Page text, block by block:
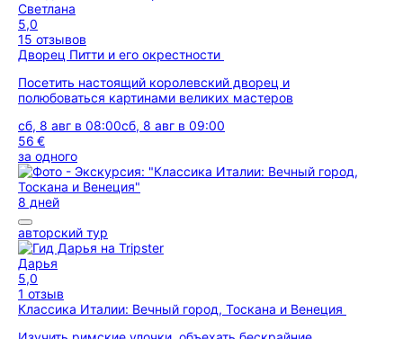
Светлана
5,0
15 отзывов
Дворец Питти и его окрестности
Посетить настоящий королевский дворец и
полюбоваться картинами великих мастеров
сб, 8 авг в 08:00сб, 8 авг в 09:00
56 €
за одного
8 дней
авторский тур
Дарья
5,0
1 отзыв
Классика Италии: Вечный город, Тоскана и Венеция